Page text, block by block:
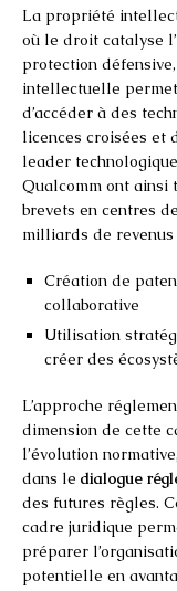
La propriété
où le droit catalyse
protection
intellectuelle
d’accéder à des
licences croisées et
leader
Qualcomm ont
brevets en centres
milliards de revenus
Création de
collaborative
Utilisation
créer des
L’approche
dimension de cette
l’évolution
dans le dialogue
des futures règles.
cadre juridique
préparer
potentielle en